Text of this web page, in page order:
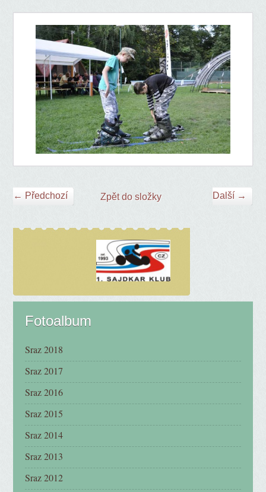
← Předchozí Další →
Zpět do složky
Fotoalbum
Sraz 2018
Sraz 2017
Sraz 2016
Sraz 2015
Sraz 2014
Sraz 2013
Sraz 2012